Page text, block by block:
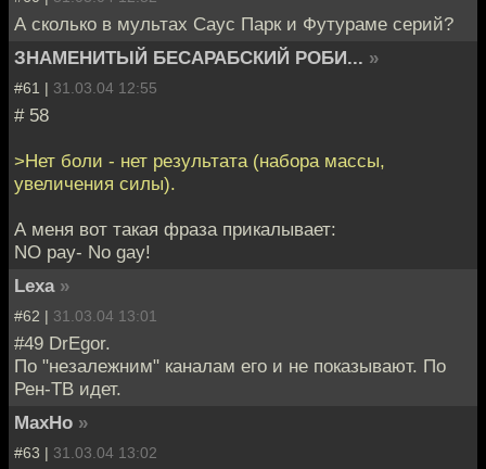
А сколько в мультах Саус Парк и Футураме серий?
ЗНАМЕНИТЫЙ БЕСАРАБСКИЙ РОБИ... »
#61 | 31.03.04 12:55
# 58
>Нет боли - нет результата (набора массы,
увеличения силы).
А меня вот такая фраза прикалывает:
NO pay- No gay!
Lexa »
#62 | 31.03.04 13:01
#49 DrEgor.
По "незалежним" каналам его и не показывают. По
Рен-ТВ идет.
MaxHo »
#63 | 31.03.04 13:02